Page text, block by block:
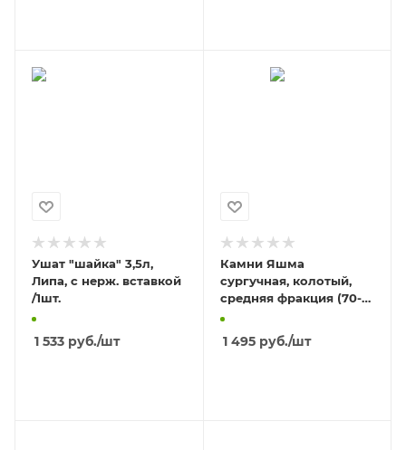
Ушат "шайка" 3,5л,
Липа, с нерж. вставкой
/1шт.
1 533 руб./шт
Камни Яшма
сургучная, колотый,
средняя фракция (70-
140мм), 10кг
1 495руб./шт